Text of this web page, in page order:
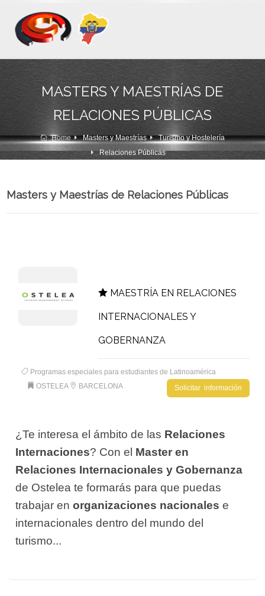
MASTERS Y MAESTRÍAS DE
RELACIONES PÚBLICAS
Home Masters y Maestrías
Turismo y Hostelería
Relaciones Públicas
Masters y Maestrías de Relaciones Públicas
MAESTRÍA EN RELACIONES
INTERNACIONALES Y
GOBERNANZA
Programas especiales para estudiantes de Latinoamérica
OSTELEA
BARCELONA Solicitar información
¿Te interesa el ámbito de las Relaciones
Internaciones? Con el Master en
Relaciones Internacionales y Gobernanza
de Ostelea te formarás para que puedas
trabajar enorganizaciones nacionales e
internacionales dentro del mundo del
turismo...